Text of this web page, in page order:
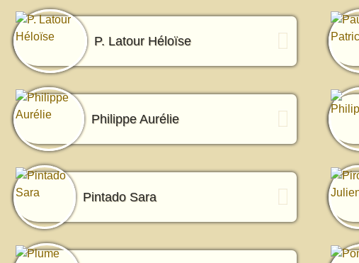
P. Latour Héloïse
Philippe Aurélie
Pintado Sara